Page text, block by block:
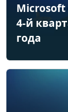
Microsoft
4-й
года